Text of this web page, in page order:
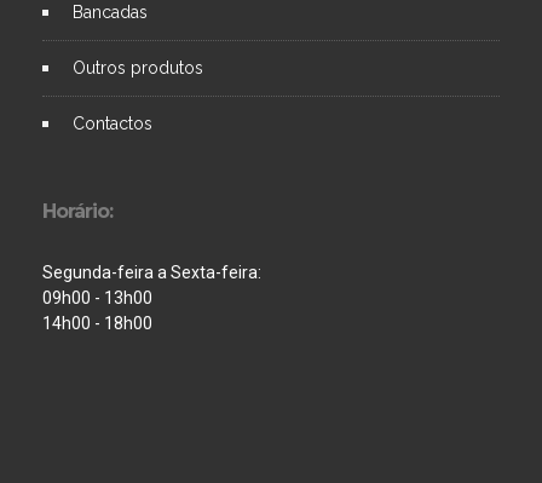
Bancadas
Outros produtos
Contactos
Horário:
Segunda-feira a Sexta-feira:
09h00 - 13h00
14h00 - 18h00